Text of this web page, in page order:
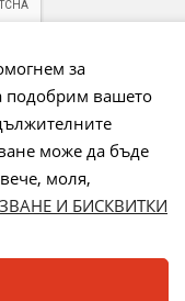
за
подобрим вашето
може да бъде
моля,
И БИСКВИТКИ